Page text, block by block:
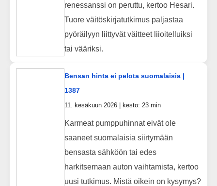
renessanssi on peruttu, kertoo Hesari.
Tuore väitöskirjatutkimus paljastaa
pyöräilyyn liittyvät väitteet liioitelluiksi
tai vääriksi.
Bensan hinta ei pelota suomalaisia |
1387
11. kesäkuun 2026 | kesto: 23 min
Karmeat pumppuhinnat eivät ole
saaneet suomalaisia siirtymään
bensasta sähköön tai edes
harkitsemaan auton vaihtamista, kertoo
uusi tutkimus. Mistä oikein on kysymys?